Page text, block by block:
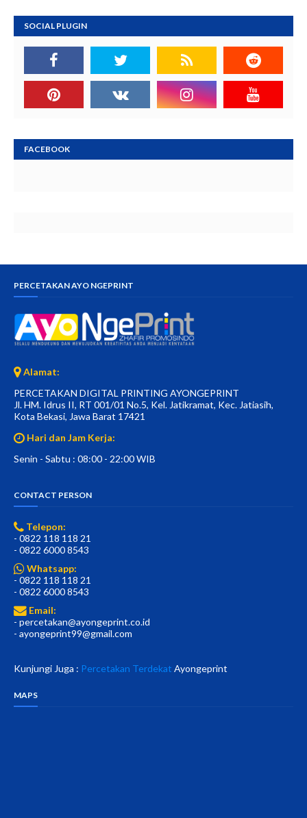
SOCIAL PLUGIN
FACEBOOK
PERCETAKAN AYO NGEPRINT
Alamat:
PERCETAKAN DIGITAL PRINTING AYONGEPRINT
Jl. HM. Idrus II, RT 001/01 No.5, Kel. Jatikramat, Kec. Jatiasih,
Kota Bekasi, Jawa Barat 17421
Hari dan Jam Kerja:
Senin - Sabtu : 08:00 - 22:00 WIB
CONTACT PERSON
Telepon:
- 0822 118 118 21
- 0822 6000 8543
Whatsapp:
- 0822 118 118 21
- 0822 6000 8543
Email:
- percetakan@ayongeprint.co.id
- ayongeprint99@gmail.com
Kunjungi Juga : Percetakan Terdekat Ayongeprint
MAPS